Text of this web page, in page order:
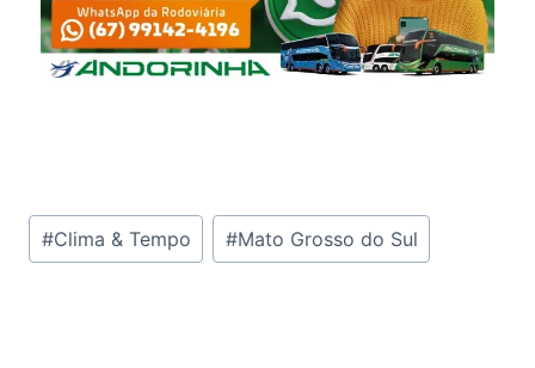
Tags
do
#Clima & Tempo #Mato Grosso do Sul